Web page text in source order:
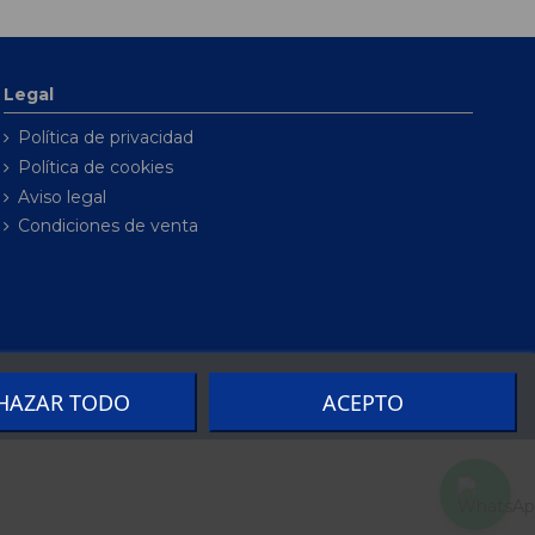
Legal
Política de privacidad
Política de cookies
Aviso legal
Condiciones de venta
TODO ACEPTO
Seintosoft